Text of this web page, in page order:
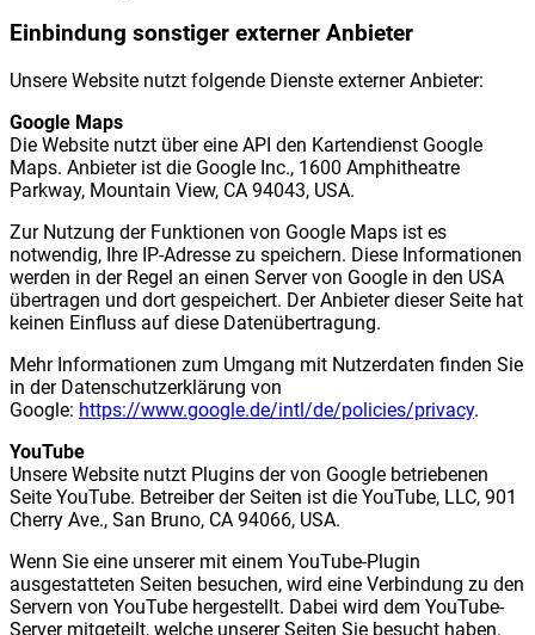
Einbindung sonstiger externer Anbieter
Unsere Website nutzt folgende Dienste externer Anbieter:
Google Maps
Die Website nutzt über eine API den Kartendienst Google
Maps. Anbieter ist die Google Inc., 1600 Amphitheatre
Parkway, Mountain View, CA 94043, USA.
Zur Nutzung der Funktionen von Google Maps ist es
notwendig, Ihre IP-Adresse zu speichern. Diese Informationen
werden in der Regel an einen Server von Google in den USA
übertragen und dort gespeichert. Der Anbieter dieser Seite hat
keinen Einfluss auf diese Datenübertragung.
Mehr Informationen zum Umgang mit Nutzerdaten finden Sie
in der Datenschutzerklärung von
Google: https://www.google.de/intl/de/policies/privacy.
YouTube
Unsere Website nutzt Plugins der von Google betriebenen
Seite YouTube. Betreiber der Seiten ist die YouTube, LLC, 901
Cherry Ave., San Bruno, CA 94066, USA.
Wenn Sie eine unserer mit einem YouTube-Plugin
ausgestatteten Seiten besuchen, wird eine Verbindung zu den
Servern von YouTube hergestellt. Dabei wird dem YouTube-
Server mitgeteilt, welche unserer Seiten Sie besucht haben.